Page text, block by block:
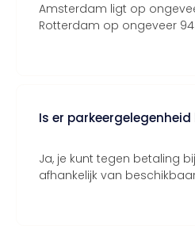
Amsterdam ligt op
Rotterdam op ongeveer
Is er
Ja, je kunt tegen betaling
afhankelijk van